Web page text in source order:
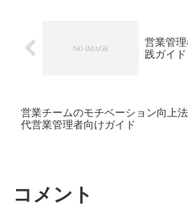
営業管
践ガイド
営業チームのモチベーション向上
代営業管理者向けガイド
コメント